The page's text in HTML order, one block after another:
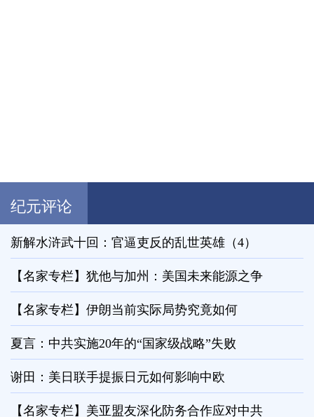
纪元评论
新解水浒武十回：官逼吏反的乱世英雄（4）
【名家专栏】犹他与加州：美国未来能源之争
【名家专栏】伊朗当前实际局势究竟如何
夏言：中共实施20年的“国家级战略”失败
谢田：美日联手提振日元如何影响中欧
【名家专栏】美亚盟友深化防务合作应对中共